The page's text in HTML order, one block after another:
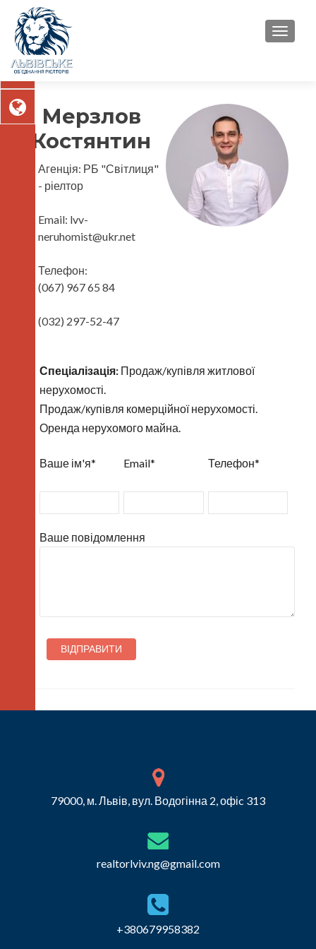
Мерзлов
Костянтин
Агенція: РБ "Світлиця"
- ріелтор
Email: lvv-
neruhomist@ukr.net
Телефон:
(067) 967 65 84
(032) 297-52-47
Спеціалізація:Продаж/купівля житлової
нерухомості.
Продаж/купівля комерційної нерухомості.
Оренда нерухомого майна.
Ваше ім'я* Email* Телефон*
Ваше повідомлення
79000, м. Львів, вул. Водогінна 2, офіc 313
realtorlviv.ng@gmail.com
+380679958382